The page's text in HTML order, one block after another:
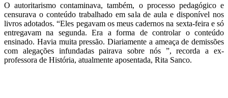
O autoritarismo contaminava, também, o processo pedagógico e
censurava o conteúdo trabalhado em sala de aula e disponível nos
livros adotados. “Eles pegavam os meus cadernos na sexta-feira e só
entregavam na segunda. Era a forma de controlar o conteúdo
ensinado. Havia muita pressão. Diariamente a ameaça de demissões
com alegações infundadas pairava sobre nós ”, recorda a ex-
professora de História, atualmente aposentada, Rita Sanco.